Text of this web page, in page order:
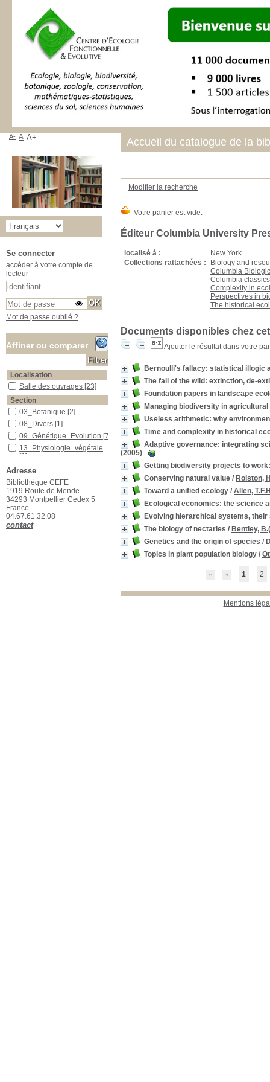
Modifier la recherche
Éditeur Columbia University
localisé à :
New York
Collections rattachées :
Biology and
Columbia
Columbia
Complexity in
Perspectives in
The historical
Documents disponibles chez
Ajouter le résultat dans votre
Bernoulli's fallacy: statistical illogic
The fall of the wild: extinction, de-
Foundation papers in landscape
Managing biodiversity in
Useless arithmetic: why
Time and complexity in historical
Adaptive governance: integrating
(2005)
Getting biodiversity projects to
Conserving natural value / Rolston,
Toward a unified ecology / Allen,
Ecological economics: the science
Evolving hierarchical systems,
The biology of nectaries / Bentley,
Genetics and the origin of species /
Topics in plant population biology /
1 2
Mentions
Accueil du catalogue de la
A- A A+
Se connecter
accéder à votre compte de
lecteur
Mot de passe oublié ?
Affiner ou comparer
Localisation
Salle des ouvrages
Salle des ouvrages [23]
Section
03_Botanique
03_Botanique [2]
08_Divers
08_Divers [1]
09_Génétique_Evolution
09_Génétique_Evolution [7]
13_Physiologie_végétale
13_Physiologie_végétale
[1]
15_Ecologie_générale
15_Ecologie_générale
16_Ecologie_végétale
16_Ecologie_végétale
20_Développement_durable
20_Développement_durable
[3]
21_Sciences_Humaines
21_Sciences_Humaines
Adresse
Bibliothèque CEFE
1919 Route de Mende
34293 Montpellier Cedex 5
France
04.67.61.32.08
contact